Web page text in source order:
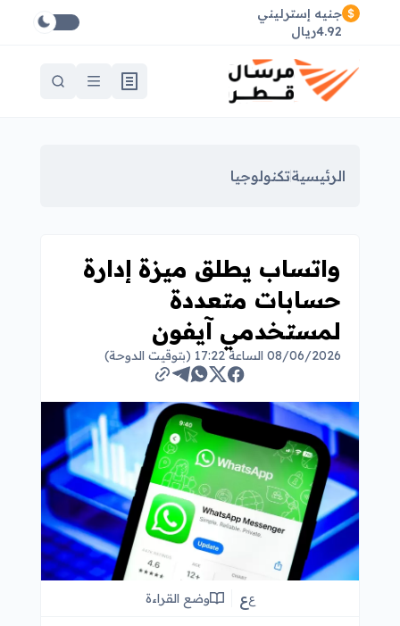
جنيه إسترليني
4.92ريال
الرئيسيةتكنولوجيا
واتساب يطلق ميزة إدارة
حسابات متعددة
لمستخدمي آيفون
08/06/2026 الساعة 17:22 (بتوقيت الدوحة)
عع وضع القراءة